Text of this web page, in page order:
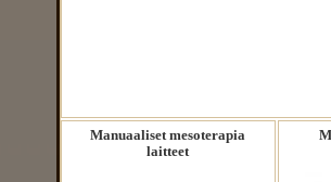
Manuaaliset mesoterapia
laitteet